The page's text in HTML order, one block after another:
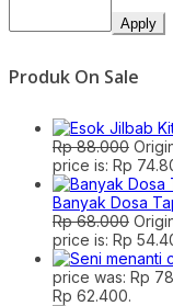
Apply
Produk On Sale
Rp88.000
price is: Rp
Banyak Dosa
Rp68.000
price is: Rp
price was: Rp
Rp 62.400.